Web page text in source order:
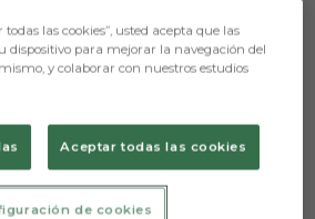
el primero!
las cookies”, usted acepta que las
dispositivo para mejorar la navegación del
y colaborar con nuestros estudios
Aceptar todas las cookies
de cookies